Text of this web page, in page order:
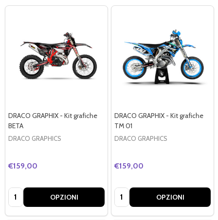
DRACO GRAPHIX - Kit grafiche
BETA
DRACO GRAPHICS
€159,00
Quantità: OPZIONI
DRACO GRAPHIX - Kit grafiche
TM 01
DRACO GRAPHICS
€159,00
Quantità: OPZIONI